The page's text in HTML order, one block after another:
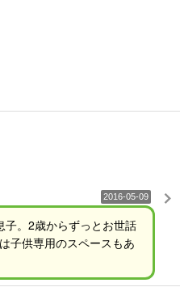
2016-05-09
子。2歳からずっとお世話
子供専用のスペースもあ